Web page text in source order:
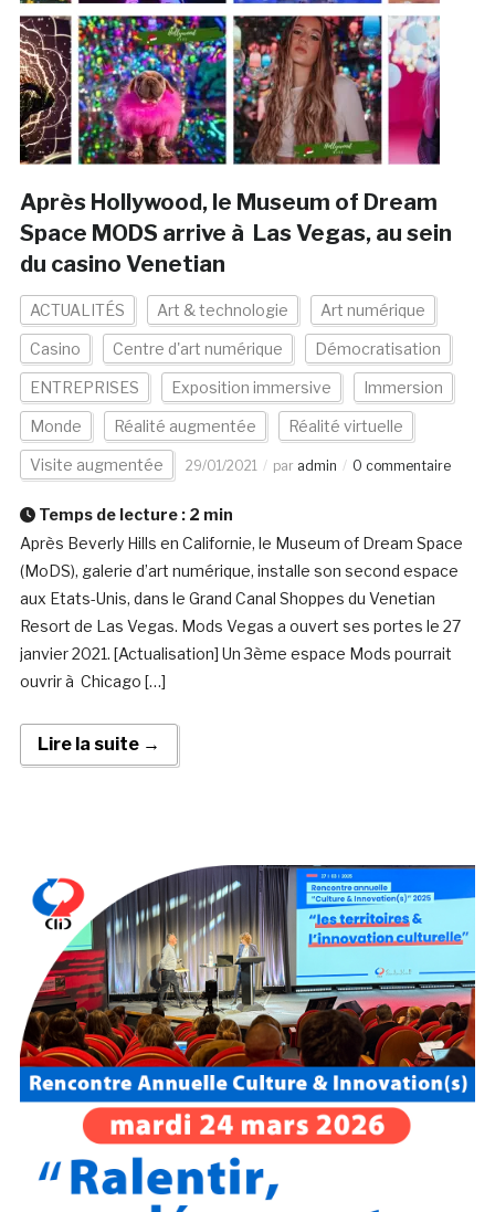
Après Hollywood, le Museum of Dream
Space MODS arrive à Las Vegas, au sein
du casino Venetian
ACTUALITÉS Art & technologie Art numérique
Casino Centre d'art numérique Démocratisation
ENTREPRISES Exposition immersive Immersion
Monde Réalité augmentée Réalité virtuelle
Visite augmentée 29/01/2021 par admin 0 commentaire
Temps de lecture : 2 min
Après Beverly Hills en Californie, le Museum of Dream Space
(MoDS), galerie d’art numérique, installe son second espace
aux Etats-Unis, dans le Grand Canal Shoppes du Venetian
Resort de Las Vegas. Mods Vegas a ouvert ses portes le 27
janvier 2021. [Actualisation] Un 3ème espace Mods pourrait
ouvrir à Chicago […]
Lire la suite →